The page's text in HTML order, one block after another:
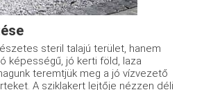
steril talajú terület, hanem
képességű, jó kerti föld, laza
teremtjük meg a jó vízvezető
A sziklakert lejtője nézzen déli